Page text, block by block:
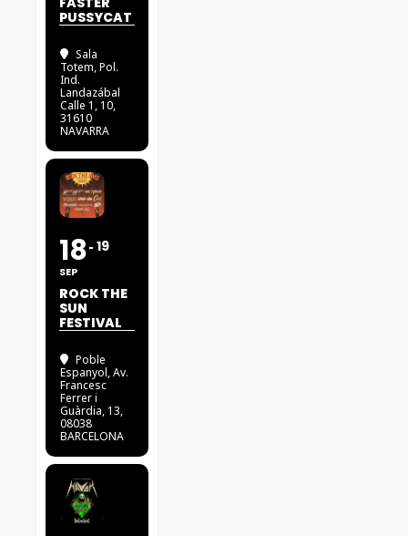
PUSSYCAT
Sala
Totem, Pol.
Ind.
Landazábal
Calle 1, 10,
31610
NAVARRA
18
SEP
19
ROCK THE
SUN
FESTIVAL
Poble
Espanyol, Av.
Francesc
Ferrer i
Guàrdia, 13,
08038
BARCELONA